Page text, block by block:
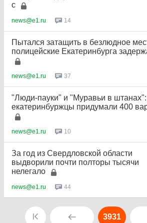
с
news@e1.ru 14
Пытался затащить в безлюдное
полицейские Екатеринбурга
news@e1.ru 37
"Люди-пауки" и "Муравьи в штанах":
екатеринбуржцы придумали 400
news@e1.ru 10
За год из Свердловской области
выдворили почти полторы тысячи
нелегало
news@e1.ru 44
3931